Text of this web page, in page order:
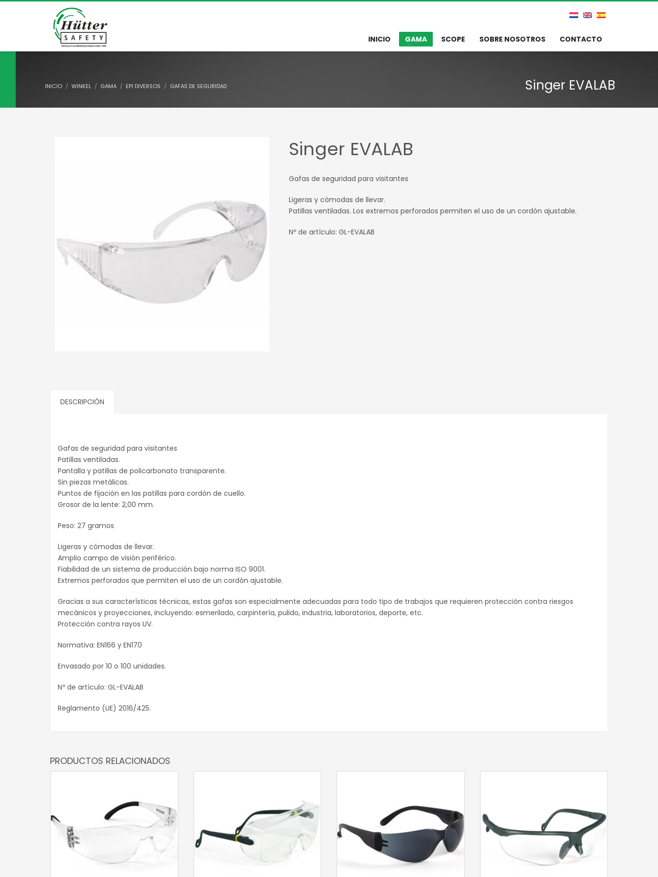
INICIO GAMA SCOPE SOBRE NOSOTROS CONTACTO
INICIO WINKEL GAMA EPI DIVERSOS GAFAS DE SEGURIDAD Singer EVALAB
Singer EVALAB
Gafas de seguridad para visitantes
Ligeras y cómodas de llevar.
Patillas ventiladas. Los extremos perforados permiten el uso de un cordón ajustable.
Nº de artículo: GL-EVALAB
DESCRIPCIÓN
Gafas de seguridad para visitantes
Patillas ventiladas.
Pantalla y patillas de policarbonato transparente.
Sin piezas metálicas.
Puntos de fijación en las patillas para cordón de cuello.
Grosor de la lente: 2,00 mm.
Peso: 27 gramos
Ligeras y cómodas de llevar.
Amplio campo de visión periférico.
Fiabilidad de un sistema de producción bajo norma ISO 9001.
Extremos perforados que permiten el uso de un cordón ajustable.
Gracias a sus características técnicas, estas gafas son especialmente adecuadas para todo tipo de trabajos que requieren protección contra riesgos
mecánicos y proyecciones, incluyendo: esmerilado, carpintería, pulido, industria, laboratorios, deporte, etc.
Protección contra rayos UV.
Normativa: EN166 y EN170
Envasado por 10 o 100 unidades.
Nº de artículo: GL-EVALAB
Reglamento (UE) 2016/425.
PRODUCTOS RELACIONADOS